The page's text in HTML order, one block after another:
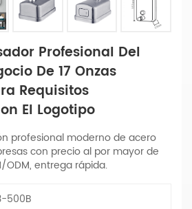
Profesional Del
De 17 Onzas
Requisitos
El Logotipo
profesional moderno de acero
con precio al por mayor de
ODM, entrega rápida.
500B